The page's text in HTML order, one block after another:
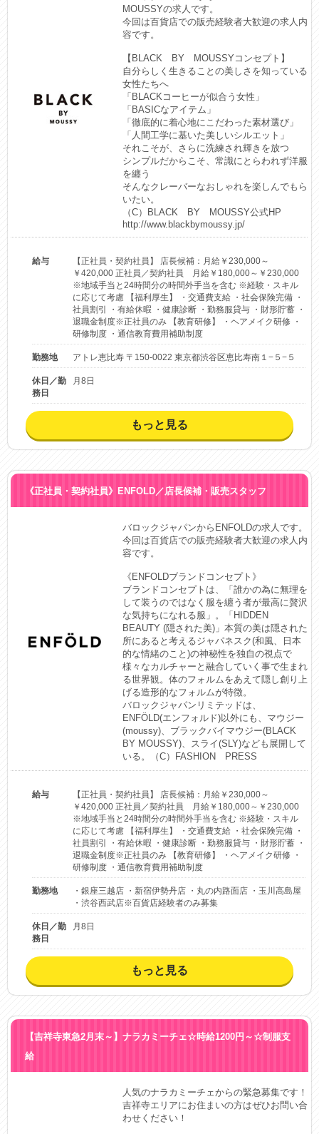
MOUSSYの求人です。
今回は百貨店での販売経験者大歓迎の求人内
容です。
【BLACK　BY　MOUSSYコンセプト】
自分らしく生きることの美しさを知っている
女性たちへ
「BLACKコーヒーが似合う女性」
「BASICなアイテム」
「徹底的に着心地にこだわった素材選び」
「人間工学に基いた美しいシルエット」
それこそが、さらに洗練され輝きを放つ
シンプルだからこそ、常識にとらわれず洋服
を纏う
そんなクレーバーなおしゃれを楽しんでもら
いたい。
（C）BLACK　BY　MOUSSY公式HP
http://www.blackbymoussy.jp/
給与
【正社員・契約社員】 店長候補：月給￥230,000～
￥420,000 正社員／契約社員 月給￥180,000～￥230,000
※地域手当と24時間分の時間外手当を含む ※経験・スキル
に応じて考慮 【福利厚生】 ・交通費支給 ・社会保険完備 ・
社員割引 ・有給休暇 ・健康診断 ・勤務服貸与 ・財形貯蓄 ・
退職金制度※正社員のみ 【教育研修】 ・ヘアメイク研修 ・
研修制度 ・通信教育費用補助制度
勤務地 アトレ恵比寿 〒150-0022 東京都渋谷区恵比寿南１−５−５
休日／勤
務日
月8日
もっと見る
《正社員・契約社員》ENFOLD／店長候補・販売スタッフ
バロックジャパンからENFOLDの求人です。
今回は百貨店での販売経験者大歓迎の求人内
容です。
《ENFOLDブランドコンセプト》
ブランドコンセプトは、「誰かの為に無理を
して装うのではなく服を纏う者が最高に贅沢
な気持ちになれる服」。「HIDDEN
BEAUTY (隠された美)」本質の美は隠された
所にあると考えるジャパネスク(和風、日本
的な情緒のこと)の神秘性を独自の視点で
様々なカルチャーと融合していく事で生まれ
る世界観。体のフォルムをあえて隠し創り上
げる造形的なフォルムが特徴。
バロックジャパンリミテッドは、
ENFÖLD(エンフォルド)以外にも、マウジー
(moussy)、ブラックバイマウジー(BLACK
BY MOUSSY)、スライ(SLY)なども展開して
いる。（C）FASHION　PRESS
給与
【正社員・契約社員】 店長候補：月給￥230,000～
￥420,000 正社員／契約社員 月給￥180,000～￥230,000
※地域手当と24時間分の時間外手当を含む ※経験・スキル
に応じて考慮 【福利厚生】 ・交通費支給 ・社会保険完備 ・
社員割引 ・有給休暇 ・健康診断 ・勤務服貸与 ・財形貯蓄 ・
退職金制度※正社員のみ 【教育研修】 ・ヘアメイク研修 ・
研修制度 ・通信教育費用補助制度
勤務地
・銀座三越店 ・新宿伊勢丹店 ・丸の内路面店 ・玉川高島屋
・渋谷西武店※百貨店経験者のみ募集
休日／勤
務日
月8日
もっと見る
【吉祥寺東急2月末～】ナラカミーチェ☆時給1200円～☆制服支
給
人気のナラカミーチェからの緊急募集です！
吉祥寺エリアにお住まいの方はぜひお問い合
わせください！